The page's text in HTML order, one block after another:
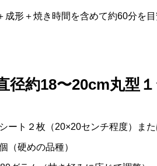
成形＋焼き時間を含めて約60分を目
径約18〜20cm丸型１
ート２枚（20×20センチ程度）ま
（硬めの品種）